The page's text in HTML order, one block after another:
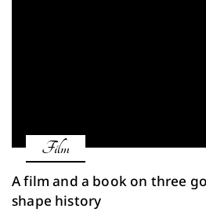
Film
A film and a book on three
shape history